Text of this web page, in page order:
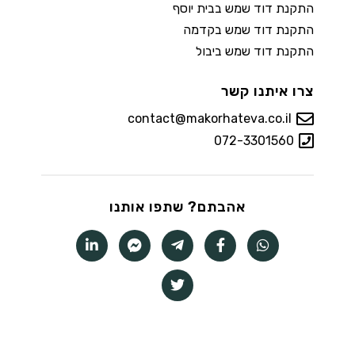
התקנת דוד שמש בבית יוסף
התקנת דוד שמש בקדמה
התקנת דוד שמש ביבול
צרו איתנו קשר
contact@makorhateva.co.il
072-3301560
אהבתם? שתפו אותנו